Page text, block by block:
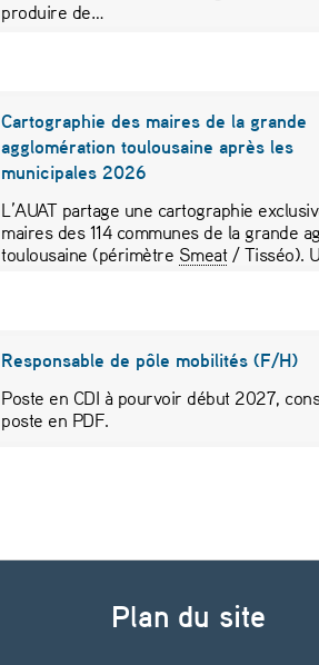
produire de…
Cartographie des maires de la grande
agglomération toulousaine après les
municipales 2026
L’AUAT partage une cartographie
maires des 114 communes de la grande
toulousaine (périmètre Smeat/ Tisséo).
Responsable de pôle mobilités (F/H)
Poste en CDI à pourvoir début 2027,
poste en PDF.
Plan du site